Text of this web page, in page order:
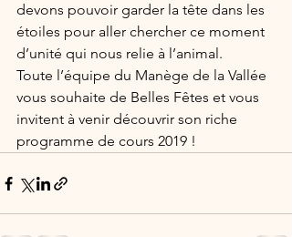
devons pouvoir garder la tête dans les
étoiles pour aller chercher ce moment
d’unité qui nous relie à l’animal.
Toute l’équipe du Manège de la Vallée
vous souhaite de Belles Fêtes et vous
invitent à venir découvrir son riche
programme de cours 2019 !